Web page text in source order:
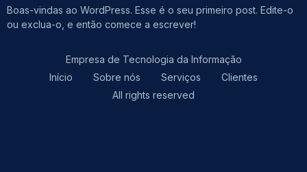
Boas-vindas ao WordPress. Esse é o seu primeiro post. Edite-o
ou exclua-o, e então comece a escrever!
Empresa de Tecnologia da Informação
Início
Sobre nós Serviços
Clientes
All rights reserved